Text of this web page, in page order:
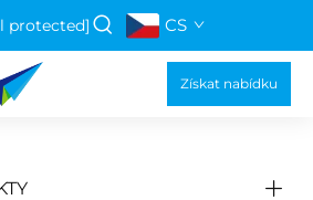
protected] CS
Získat nabídku